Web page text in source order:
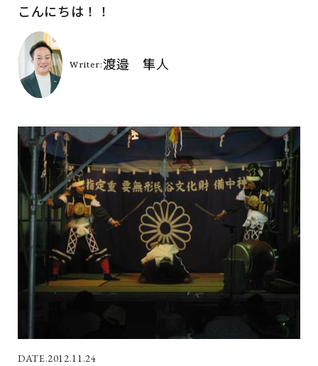
こんにちは！！
2012.11.24